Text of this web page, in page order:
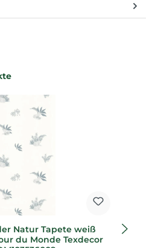
Natur Tapete weiß
du Monde Texdecor